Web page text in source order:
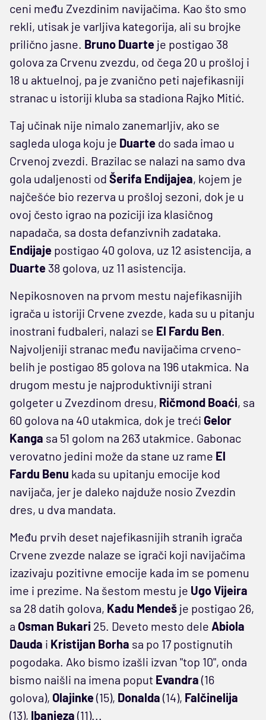
ceni među Zvezdinim navijačima. Kao što smo
rekli, utisak je varljiva kategorija, ali su brojke
prilično jasne. Bruno Duarte je postigao 38
golova za Crvenu zvezdu, od čega 20 u prošloj i
18 u aktuelnoj, pa je zvanično peti najefikasniji
stranac u istoriji kluba sa stadiona Rajko Mitić.
Taj učinak nije nimalo zanemarljiv, ako se
sagleda uloga koju je Duarte do sada imao u
Crvenoj zvezdi. Brazilac se nalazi na samo dva
gola udaljenosti od Šerifa Endijajea, kojem je
najčešće bio rezerva u prošloj sezoni, dok je u
ovoj često igrao na poziciji iza klasičnog
napadača, sa dosta defanzivnih zadataka.
Endijaje postigao 40 golova, uz 12 asistencija, a
Duarte 38 golova, uz 11 asistencija.
Nepikosnoven na prvom mestu najefikasnijih
igrača u istoriji Crvene zvezde, kada su u pitanju
inostrani fudbaleri, nalazi se El Fardu Ben.
Najvoljeniji stranac među navijačima crveno-
belih je postigao 85 golova na 196 utakmica. Na
drugom mestu je najproduktivniji strani
golgeter u Zvezdinom dresu, Ričmond Boaći, sa
60 golova na 40 utakmica, dok je treći Gelor
Kanga sa 51 golom na 263 utakmice. Gabonac
verovatno jedini može da stane uz rame El
Fardu Benu kada su upitanju emocije kod
navijača, jer je daleko najduže nosio Zvezdin
dres, u dva mandata.
Među prvih deset najefikasnijih stranih igrača
Crvene zvezde nalaze se igrači koji navijačima
izazivaju pozitivne emocije kada im se pomenu
ime i prezime. Na šestom mestu je UgoVijeira
sa 28 datih golova, Kadu Mendeš je postigao 26,
a Osman Bukari 25. Deveto mesto dele Abiola
Dauda i Kristijan Borha sa po 17 postignutih
pogodaka. Ako bismo izašli izvan "top 10", onda
bismo naišli na imena poput Evandra (16
golova), Olajinke(15), Donalda (14), Falčinelija
(13), Ibanjeza (11)...